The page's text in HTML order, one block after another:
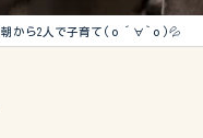
朝から2人で子育て(о´∀`о)💦